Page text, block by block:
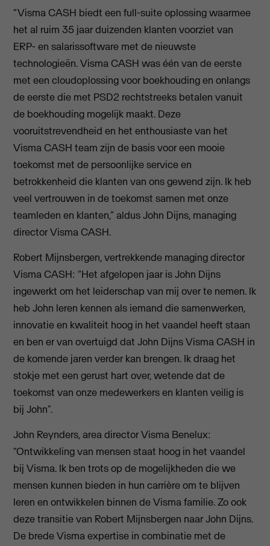
“Visma CASH biedt een full-suite oplossing waarmee
het al ruim 35 jaar duizenden klanten voorziet van
ERP- en salarissoftware met de nieuwste
technologieën. Visma CASH was één van de eerste
met een cloudoplossing voor boekhouding en onlangs
de eerste die met PSD2 rechtstreeks betalen vanuit
de boekhouding mogelijk maakt. Deze
vooruitstrevendheid en het enthousiaste van het
Visma CASH team zijn de basis voor een mooie
toekomst met de persoonlijke service en
betrokkenheid die klanten van ons gewend zijn. Ik heb
veel vertrouwen in de toekomst samen met onze
teamleden en klanten,” aldus John Dijns, managing
director Visma CASH.
Robert Mijnsbergen, vertrekkende managing director
Visma CASH: “Het afgelopen jaar is John Dijns
ingewerkt om het leiderschap van mij over te nemen. Ik
heb John leren kennen als iemand die samenwerken,
innovatie en kwaliteit hoog in het vaandel heeft staan
en ben er van overtuigd dat John Dijns Visma CASH in
de komende jaren verder kan brengen. Ik draag het
stokje met een gerust hart over, wetende dat de
toekomst van onze medewerkers en klanten veilig is
bij John”.
John Reynders, area director Visma Benelux:
“Ontwikkeling van mensen staat hoog in het vaandel
bij Visma. Ik ben trots op de mogelijkheden die we
mensen kunnen bieden in hun carrière om te blijven
leren en ontwikkelen binnen de Visma familie. Zo ook
deze transitie van Robert Mijnsbergen naar John Dijns.
De brede Visma expertise in combinatie met de